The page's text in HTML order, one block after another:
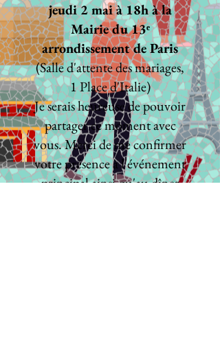
jeudi 2 mai à 18h à la
Mairie du 13ᵉ
arrondissement de Paris
(Salle d'attente des mariages,
1 Place d'Italie)
Je serais heureuse de pouvoir
partager ce moment avec
vous. Merci de me confirmer
votre présence à l'événement
principal ainsi qu'au dîner